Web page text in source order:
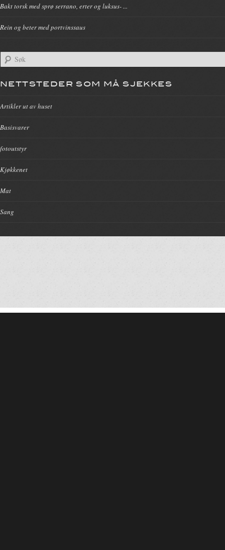
Bakt torsk med sprø serrano, erter og luksus- ...
Rein og beter med portvinssaus
NETTSTEDER SOM MÅ SJEKKES
Artikler ut av huset
Basisvarer
fotoutstyr
Kjøkkenet
Mat
Sang